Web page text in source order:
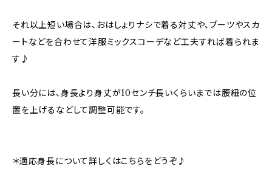
それ以上短い場合は、おはしょりナシで着る対丈や、ブーツやスカ
ートなどを合わせて洋服ミックスコーデなど工夫すれば着られま
す♪
長い分には、身長より身丈が10センチ長いくらいまでは腰紐の位
置を上げるなどして調整可能です。
＊適応身長について詳しくはこちらをどうぞ♪